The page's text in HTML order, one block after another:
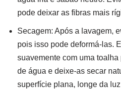
pode deixar as fibras mais
Secagem: Após a lavagem,
pois isso pode deformá-las.
suavemente com uma
de água e deixe-as secar
superfície plana, longe da